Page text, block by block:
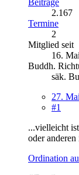
2.167
Termine
2
Mitglied seit
16.
Buddh.
säk.
27.
#1
...vielleicht
oder
Ordination